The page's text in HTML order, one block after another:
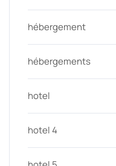
hébergement
hébergements
hotel
hotel 4